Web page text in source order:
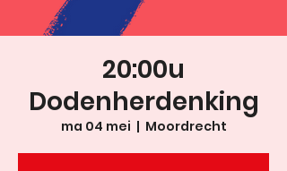
20:00u
Dodenherdenking
ma 04 mei
  |
Moordrecht